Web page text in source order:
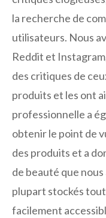
la recherche de
utilisateurs. Nous
Reddit et
des critiques de
produits et les ont
professionnelle a
obtenir le point de
des produits et a
de beauté que
plupart stockés
facilement